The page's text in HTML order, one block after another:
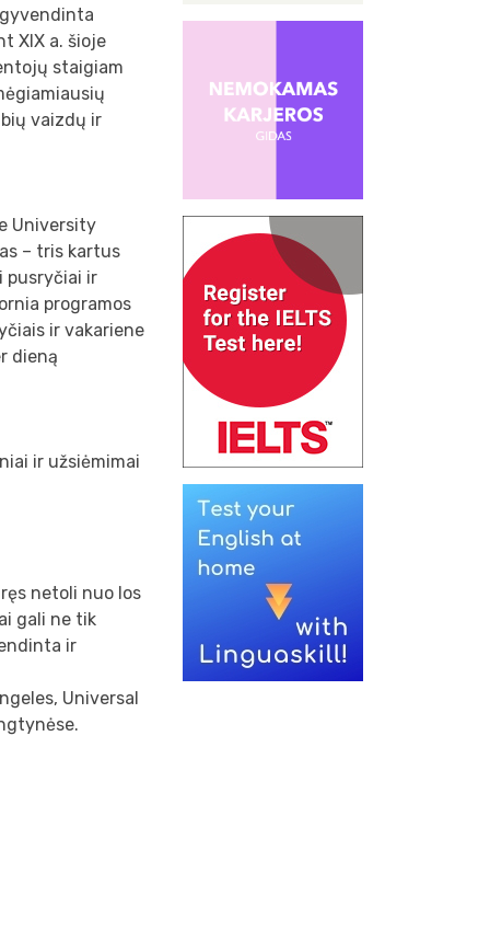
XIX a. šioje
staigiam
vaizdų ir
University
– tris kartus
pusryčiai ir
programos
ir vakariene
dieną
ir užsiėmimai
netoli nuo los
gali ne tik
ir
Universal